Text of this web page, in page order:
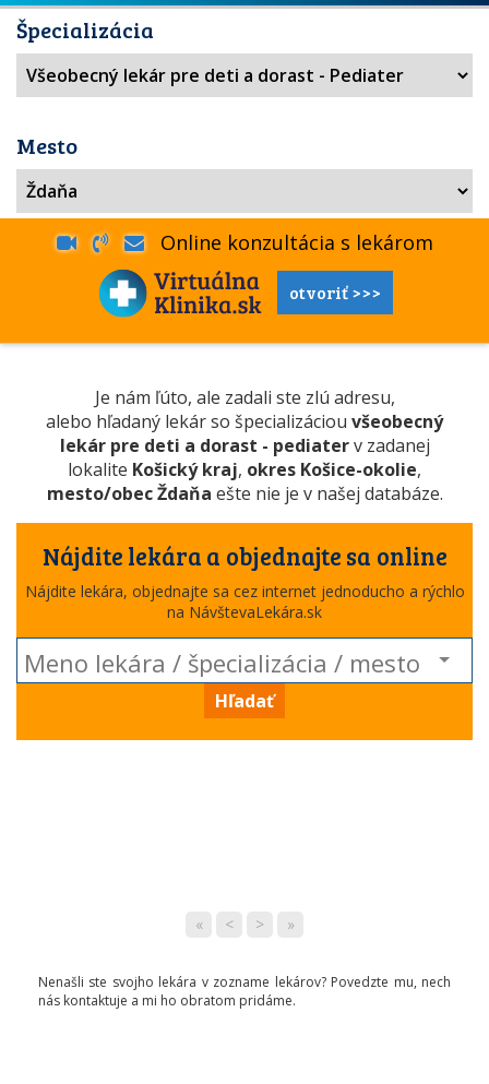
Špecializácia
Mesto
Online konzultácia s lekárom
otvoriť >>>
Je nám ľúto, ale zadali ste zlú adresu,
alebo hľadaný lekár so špecializáciou všeobecný
lekár pre deti a dorast - pediaterv zadanej
lokalite Košický kraj, okres Košice-okolie,
mesto/obec Ždaňa ešte nie je v našej databáze.
Nájdite lekára a objednajte sa online
Nájdite lekára, objednajte sa cez internet jednoducho a rýchlo
na NávštevaLekára.sk
Hľadať
« < > »
Nenašli ste svojho lekára v zozname lekárov? Povedzte mu, nech
nás kontaktuje a mi ho obratom pridáme.